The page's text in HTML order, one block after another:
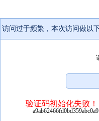
访问过于频繁，本次访问做以
验证码初始化失败！